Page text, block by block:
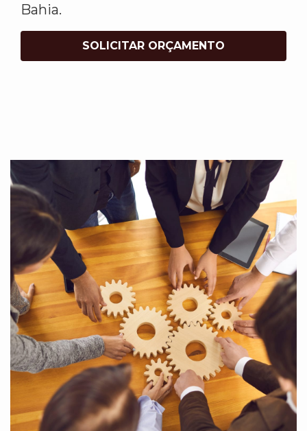
Bahia.
SOLICITAR ORÇAMENTO